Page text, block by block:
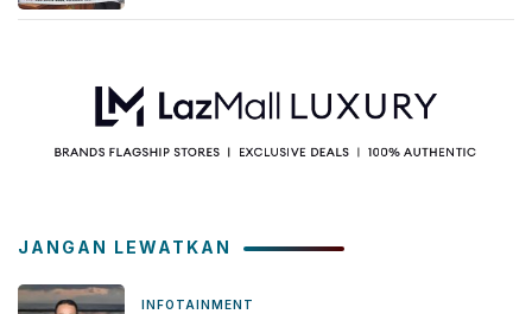
JANGAN LEWATKAN
INFOTAINMENT